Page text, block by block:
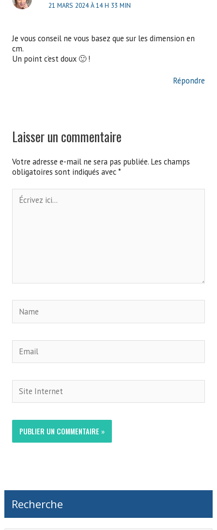
21 MARS 2024 À 14 H 33 MIN
Je vous conseil ne vous basez que sur les dimension en
cm.
Un point c’est doux 🙂 !
Répondre
Laisser un commentaire
Votre adresse e-mail ne sera pas publiée. Les champs
obligatoires sont indiqués avec*
Écrivez
ici…
Email
Internet
Recherche